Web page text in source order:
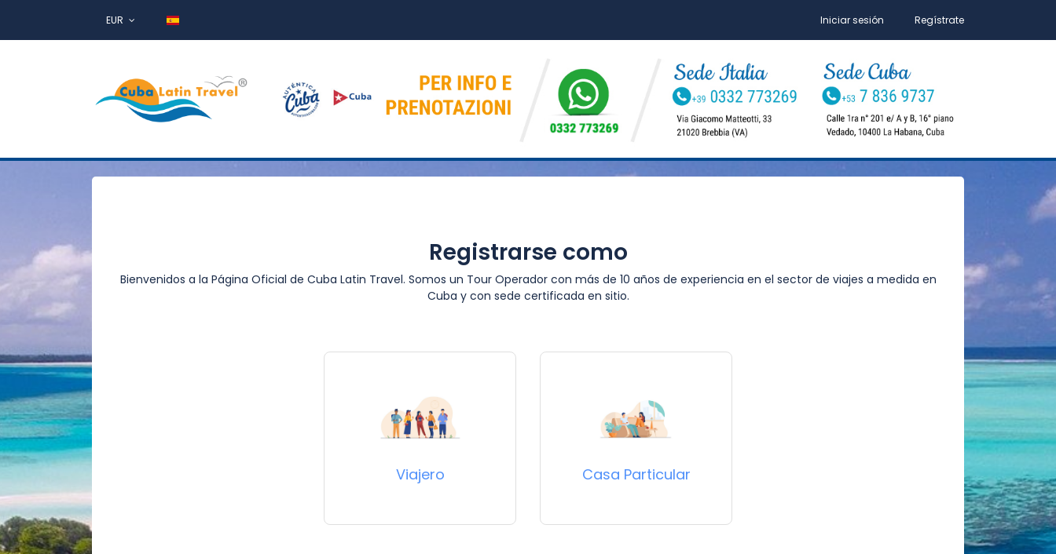
EUR Iniciar sesión Regístrate
Registrarse como
Bienvenidos a la Página Oficial de Cuba Latin Travel. Somos un Tour Operador con más de 10 años de experiencia en el sector de viajes a medida en
Cuba y con sede certificada en sitio.
Viajero Casa Particular